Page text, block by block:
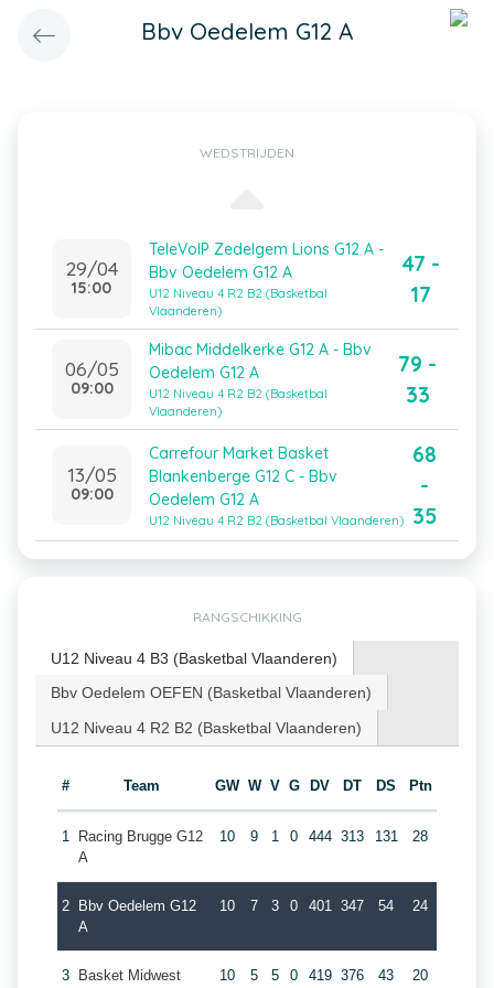
Bbv Oedelem G12 A
WEDSTRIJDEN
29/04
15:00
TeleVoIP Zedelgem Lions G12 A -
Bbv Oedelem G12 A
U12 Niveau 4 R2 B2 (Basketbal
Vlaanderen)
47 -
17
06/05
09:00
Mibac Middelkerke G12 A - Bbv
Oedelem G12 A
U12 Niveau 4 R2 B2 (Basketbal
Vlaanderen)
79 -
33
13/05
09:00
Carrefour Market Basket
Blankenberge G12 C - Bbv
Oedelem G12 A
U12 Niveau 4 R2 B2 (Basketbal Vlaanderen)
68
-
35
RANGSCHIKKING
U12 Niveau 4 B3 (Basketbal Vlaanderen)
Bbv Oedelem OEFEN (Basketbal Vlaanderen)
U12 Niveau 4 R2 B2 (Basketbal Vlaanderen)
# Team GW W V G DV DT DS Ptn
1
Racing Brugge G12
A
10 9 1 0 444 313 131 28
2
Bbv Oedelem G12
A
10 7 3 0 401 347 54 24
3 Basket Midwest 10 5 5 0 419 376 43 20